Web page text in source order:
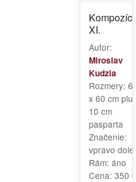
Kompozícia
XI.
Autor:
Miroslav
Kudzia
Rozmery: 60
x 60 cm plus
10 cm
pasparta
Značenie:
vpravo dole
Rám: áno
Cena: 350 €